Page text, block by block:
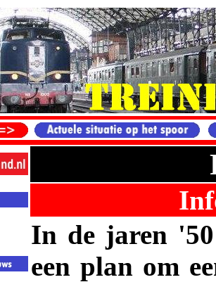
In de jaren
een plan om